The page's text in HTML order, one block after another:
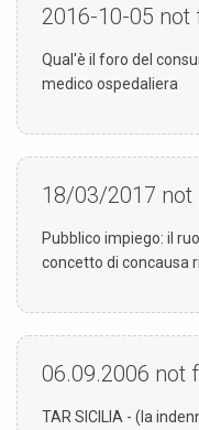
2016-10-05 not
Qual'è il foro del
medico ospedaliera
18/03/2017 not
Pubblico impiego: il
concetto di concausa
06.09.2006 not
TAR SICILIA - (la